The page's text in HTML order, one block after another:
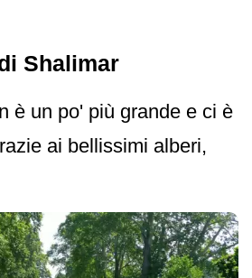
Shalimar
è un po' più grande e ci è
ai bellissimi alberi,